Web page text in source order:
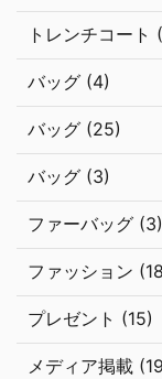
トレンチコート
バッグ (4)
バッグ (25)
バッグ (3)
ファーバッグ (3)
ファッション
プレゼント (15)
メディア掲載